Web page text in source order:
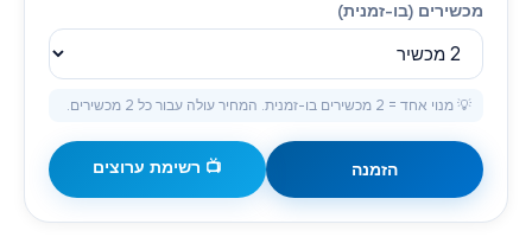
מכשירים (בו-זמנית)
💡 מנוי אחד = 2 מכשירים בו-זמנית. המחיר עולה עבור כל 2 מכשירים.
הזמנה 📺 רשימת ערוצים